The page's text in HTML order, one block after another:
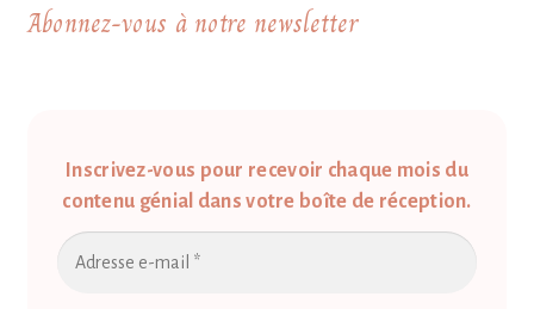
Abonnez-vous à notre newsletter
Inscrivez-vous pour recevoir chaque mois du
contenu génial dans votre boîte de réception.